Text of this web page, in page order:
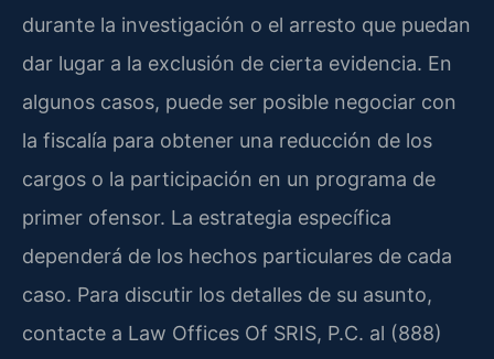
durante la investigación o el arresto que puedan
dar lugar a la exclusión de cierta evidencia. En
algunos casos, puede ser posible negociar con
la fiscalía para obtener una reducción de los
cargos o la participación en un programa de
primer ofensor. La estrategia específica
dependerá de los hechos particulares de cada
caso. Para discutir los detalles de su asunto,
contacte a Law Offices Of SRIS, P.C. al (888)